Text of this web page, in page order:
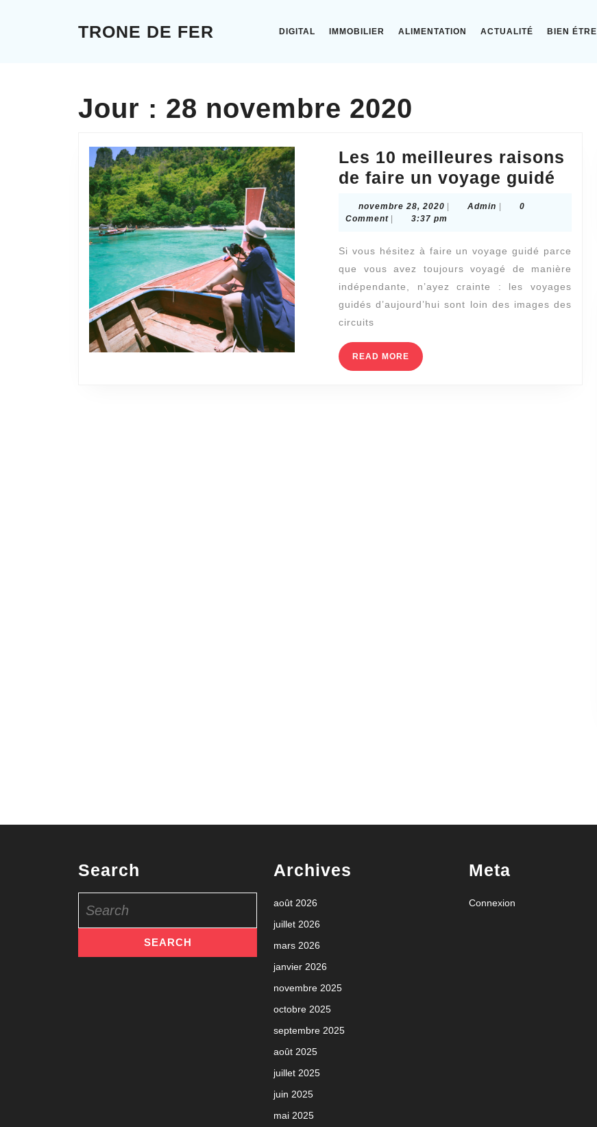
TRONE DE FER DIGITAL IMMOBILIER ALIMENTATION ACTUALITÉ BIEN ÉTRE
Jour : 28 novembre 2020
Les 10 meilleures raisons
de faire un voyage guidé
de
un
novembre 28, 2020 novembre
28,
Admin Admin
0
Comment
3:37 pm
Si vous hésitez à faire un voyage guidé parce
que vous avez toujours voyagé de manière
indépendante, n’ayez crainte : les voyages
guidés d’aujourd’hui sont loin des images des
circuits
READ MORE READ
MORE
Search
for:
Archives
août 2026
juillet 2026
mars 2026
janvier 2026
novembre 2025
octobre 2025
septembre 2025
août 2025
juillet 2025
juin 2025
mai 2025
Meta
Connexion